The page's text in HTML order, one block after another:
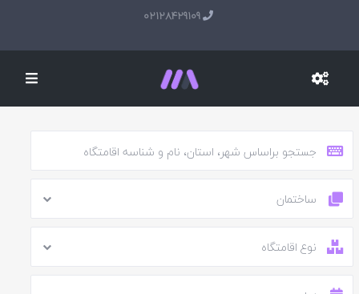
02128429109
ساختمان
نوع اقامتگاه